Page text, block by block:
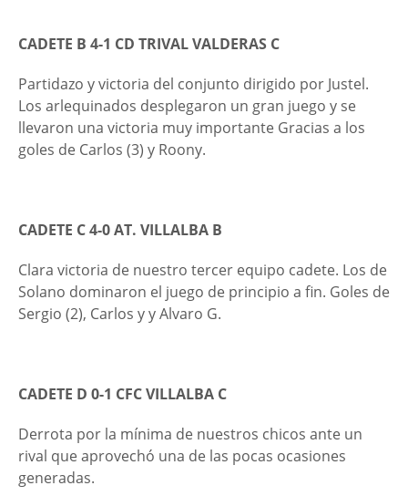
CADETE B 4-1 CD TRIVAL VALDERAS C
Partidazo y victoria del conjunto dirigido por Justel.
Los arlequinados desplegaron un gran juego y se
llevaron una victoria muy importante Gracias a los
goles de Carlos (3) y Roony.
CADETE C 4-0 AT. VILLALBA B
Clara victoria de nuestro tercer equipo cadete. Los de
Solano dominaron el juego de principio a fin. Goles de
Sergio (2), Carlos y y Alvaro G.
CADETE D 0-1 CFC VILLALBA C
Derrota por la mínima de nuestros chicos ante un
rival que aprovechó una de las pocas ocasiones
generadas.